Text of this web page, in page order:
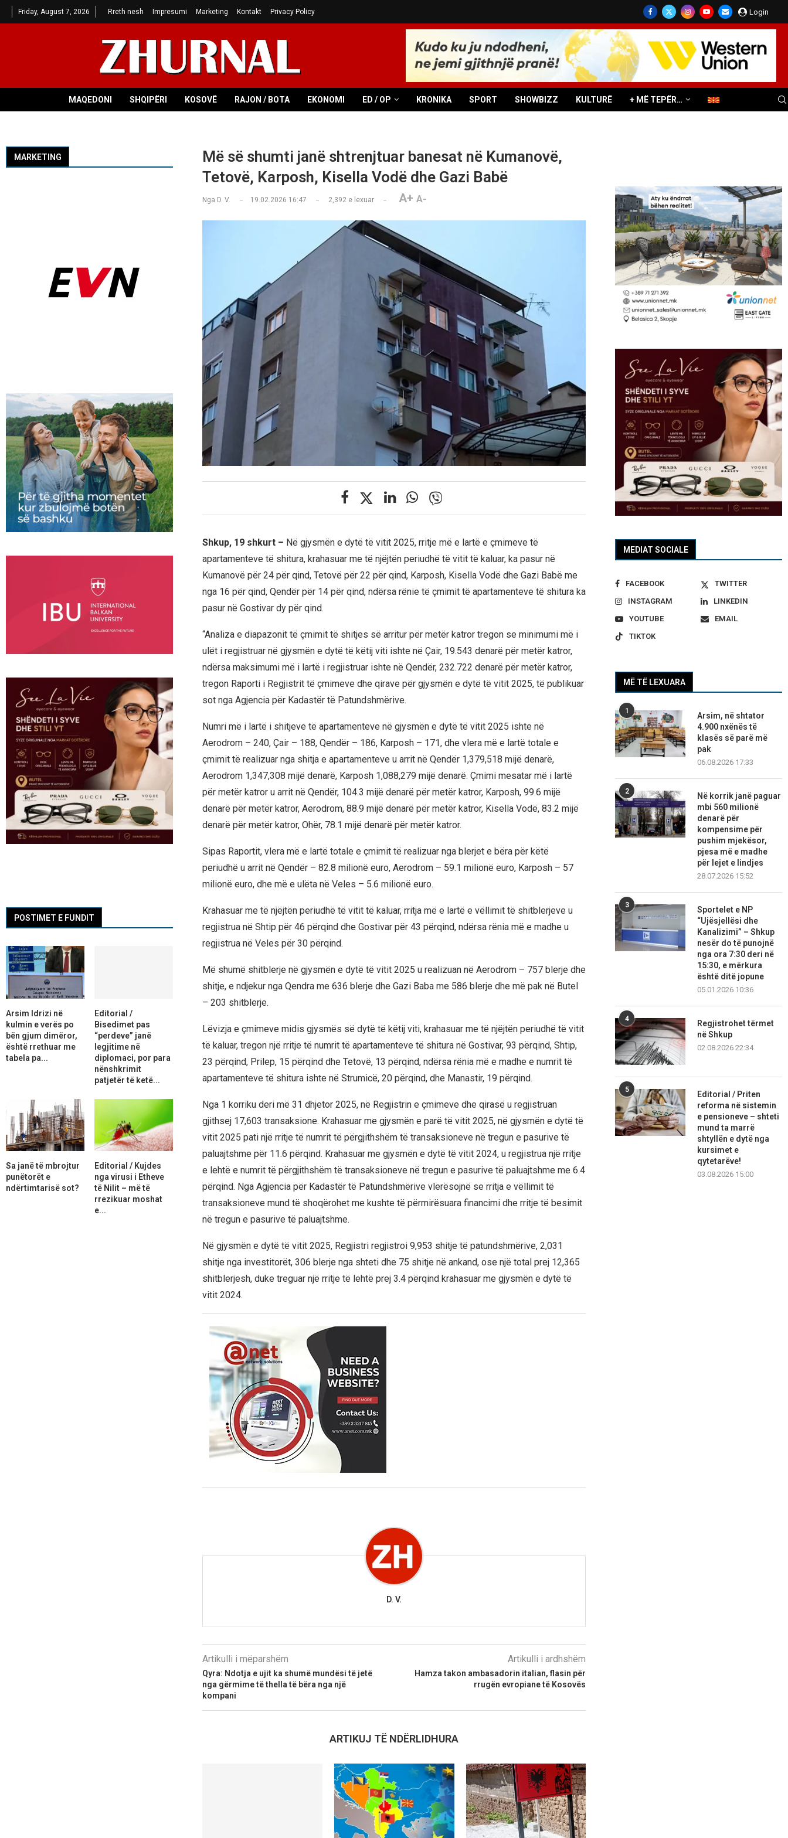
Friday, August 7, 2026 Rreth nesh Impresumi Marketing Kontakt Privacy Policy Login
MAQEDONI SHQIPËRI KOSOVË RAJON / BOTA EKONOMI ED / OP KRONIKA SPORT SHOWBIZZ KULTURË + MË TEPËR…
Më së shumti janë shtrenjtuar banesat në Kumanovë,
Tetovë, Karposh, Kisella Vodë dhe Gazi Babë
Nga D. V. 19.02.2026 16:47 2,392e lexuar A+ A-
Shkup, 19 shkurt – Në gjysmën e dytë të vitit 2025, rritje më e lartë e çmimeve të
apartamenteve të shitura, krahasuar me të njëjtën periudhë të vitit të kaluar, ka pasur në
Kumanovë për 24 për qind, Tetovë për 22 për qind, Karposh, Kisella Vodë dhe Gazi Babë me
nga 16 për qind, Qendër për 14 për qind, ndërsa rënie të çmimit të apartamenteve të shitura ka
pasur në Gostivar dy për qind.
“Analiza e diapazonit të çmimit të shitjes së arritur për metër katror tregon se minimumi më i
ulët i regjistruar në gjysmën e dytë të këtij viti ishte në Çair, 19.543 denarë për metër katror, ​​
ndërsa maksimumi më i lartë i regjistruar ishte në Qendër, 232.722 denarë për metër katror, ​​
tregon Raporti i Regjistrit të çmimeve dhe qirave për gjysmën e dytë të vitit 2025, të publikuar
sot nga Agjencia për Kadastër të Patundshmërive.
Numri më i lartë i shitjeve të apartamenteve në gjysmën e dytë të vitit 2025 ishte në
Aerodrom – 240, Çair – 188, Qendër – 186, Karposh – 171, dhe vlera më e lartë totale e
çmimit të realizuar nga shitja e apartamenteve u arrit në Qendër 1,379,518 mijë denarë,
Aerodrom 1,347,308 mijë denarë, Karposh 1,088,279 mijë denarë. Çmimi mesatar më i lartë
për metër katror u arrit në Qendër, 104.3 mijë denarë për metër katror, ​​Karposh, 99.6 mijë
denarë për metër katror, ​​Aerodrom, 88.9 mijë denarë për metër katror, ​​Kisella Vodë, 83.2 mijë
denarë për metër katror, ​​Ohër, 78.1 mijë denarë për metër katror.
Sipas Raportit, vlera më e lartë totale e çmimit të realizuar nga blerjet e bëra për këtë
periudhë u arrit në Qendër – 82.8 milionë euro, Aerodrom – 59.1 milionë euro, Karposh – 57
milionë euro, dhe më e ulëta në Veles – 5.6 milionë euro.
Krahasuar me të njëjtën periudhë të vitit të kaluar, rritja më e lartë e vëllimit të shitblerjeve u
regjistrua në Shtip për 46 përqind dhe Gostivar për 43 përqind, ndërsa rënia më e madhe u
regjistrua në Veles për 30 përqind.
Më shumë shitblerje në gjysmën e dytë të vitit 2025 u realizuan në Aerodrom – 757 blerje dhe
shitje, e ndjekur nga Qendra me 636 blerje dhe Gazi Baba me 586 blerje dhe më pak në Butel
– 203 shitblerje.
Lëvizja e çmimeve midis gjysmës së dytë të këtij viti, krahasuar me të njëjtën periudhë të vitit
të kaluar, tregon një rritje të numrit të apartamenteve të shitura në Gostivar, 93 përqind, Shtip,
23 përqind, Prilep, 15 përqind dhe Tetovë, 13 përqind, ndërsa rënia më e madhe e numrit të
apartamenteve të shitura ishte në Strumicë, 20 përqind, dhe Manastir, 19 përqind.
Nga 1 korriku deri më 31 dhjetor 2025, në Regjistrin e çmimeve dhe qirasë u regjistruan
gjithsej 17,603 transaksione. Krahasuar me gjysmën e parë të vitit 2025, në gjysmën e dytë të
vitit 2025 pati një rritje të numrit të përgjithshëm të transaksioneve në tregun e pasurive të
paluajtshme për 11.6 përqind. Krahasuar me gjysmën e dytë të vitit 2024, u regjistrua një rritje
e lehtë e numrit të përgjithshëm të transaksioneve në tregun e pasurive të paluajtshme me 6.4
përqind. Nga Agjencia për Kadastër të Patundshmërive vlerësojnë se rritja e vëllimit të
transaksioneve mund të shoqërohet me kushte të përmirësuara financimi dhe rritje të besimit
në tregun e pasurive të paluajtshme.
Në gjysmën e dytë të vitit 2025, Regjistri regjistroi 9,953 shitje të patundshmërive, 2,031
shitje nga investitorët, 306 blerje nga shteti dhe 75 shitje në ankand, ose një total prej 12,365
shitblerjesh, duke treguar një rritje të lehtë prej 3.4 përqind krahasuar me gjysmën e dytë të
vitit 2024.
D. V.
Artikulli i mëparshëm
Qyra: Ndotja e ujit ka shumë mundësi të jetë
nga gërmime të thella të bëra nga një
kompani
Artikulli i ardhshëm
Hamza takon ambasadorin italian, flasin për
rrugën evropiane të Kosovës
ARTIKUJ TË NDËRLIDHURA
MEDIAT SOCIALE
FACEBOOK
TWITTER
INSTAGRAM
LINKEDIN
YOUTUBE
EMAIL
TIKTOK
MË TË LEXUARA
1
Arsim, në shtator
4.900 nxënës të
klasës së parë më
pak
06.08.2026 17:33
2
Në korrik janë paguar
mbi 560 milionë
denarë për
kompensime për
pushim mjekësor,
pjesa më e madhe
për lejet e lindjes
28.07.2026 15:52
3
Sportelet e NP
“Ujësjellësi dhe
Kanalizimi” – Shkup
nesër do të punojnë
nga ora 7:30 deri në
15:30, e mërkura
është ditë jopune
05.01.2026 10:36
4
Regjistrohet tërmet
në Shkup
02.08.2026 22:34
5
Editorial / Priten
reforma në sistemin
e pensioneve – shteti
mund ta marrë
shtyllën e dytë nga
kursimet e
qytetarëve!
03.08.2026 15:00
MARKETING
POSTIMET E FUNDIT
Arsim Idrizi në
kulmin e verës po
bën gjum dimëror,
është rrethuar me
tabela pa...
Editorial /
Bisedimet pas
“perdeve” janë
legjitime në
diplomaci, por para
nënshkrimit
patjetër të ketë...
Sa janë të mbrojtur
punëtorët e
ndërtimtarisë sot?
Editorial / Kujdes
nga virusi i Etheve
të Nilit – më të
rrezikuar moshat
e...